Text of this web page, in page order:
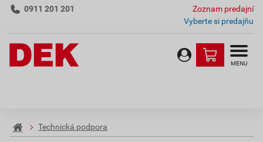
0911 201 201
Zoznam predajní
Vyberte si predajňu
MENU
Technická podpora